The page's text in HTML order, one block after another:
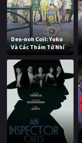
Den-noh Coil: Yuko
Và Các Thám Tử Nhí